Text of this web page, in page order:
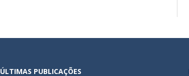
ÚLTIMAS PUBLICAÇÕES